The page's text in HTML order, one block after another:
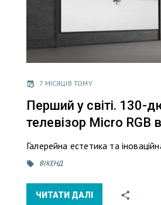
7 МІСЯЦІВ ТОМУ
Перший у світі. 130-
телевізор Micro RGB
Галерейна естетика та
ВІКЕНД
ЧИТАТИ ДАЛІ